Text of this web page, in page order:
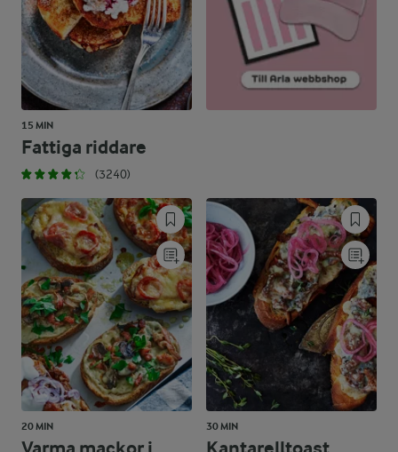
15 MIN
Fattiga riddare
(3240)
20 MIN 30 MIN